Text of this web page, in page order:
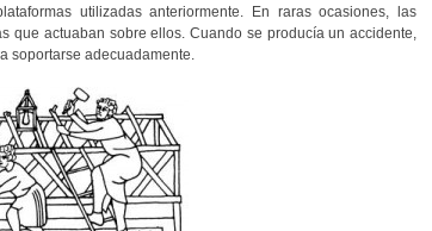
utilizadas anteriormente. En raras ocasiones, las
que actuaban sobre ellos. Cuando se producía un accidente,
soportarse adecuadamente.